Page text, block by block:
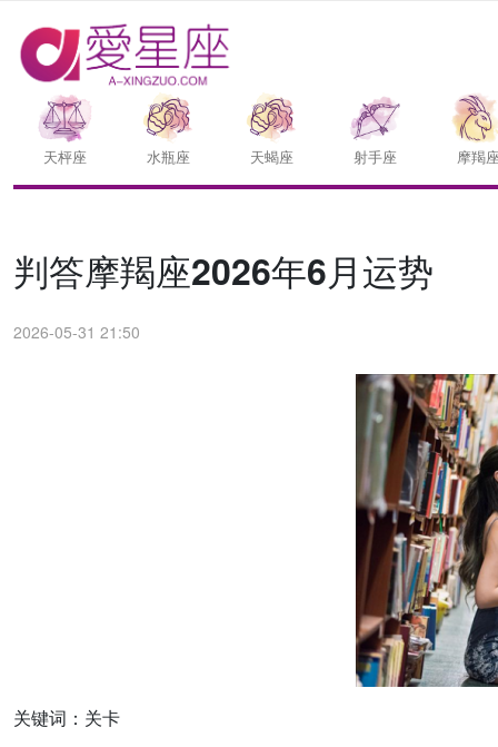
天枰座 水瓶座 天蝎座 射手座 摩羯
判答摩羯座2026年6月运势
2026-05-31 21:50
关键词：关卡